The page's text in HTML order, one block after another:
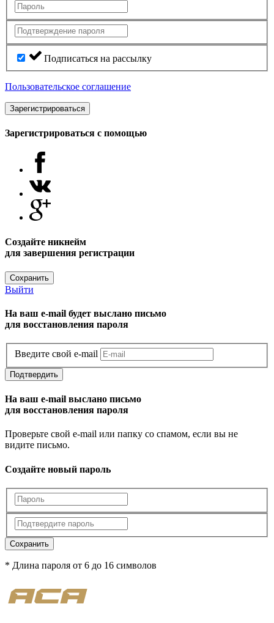
Подписаться на рассылку
Пользовательское соглашение
Зарегистрироваться
Зарегистрироваться с помощью
Создайте никнейм
для завершения регистрации
Сохранить
Выйти
На ваш e-mail будет выслано письмо
для восстановления пароля
Введите свой e-mail
Подтвердить
На ваш e-mail выслано письмо
для восстановления пароля
Проверьте свой e-mail или папку со спамом, если вы не
видите письмо.
Создайте новый пароль
Сохранить
* Длина пароля от 6 до 16 символов